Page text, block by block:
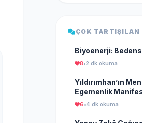
ÇOK TARTIŞILAN
Biyoenerji:
8•2 dk okuma
Yıldırımhan’ın
Egemenlik
6•4 dk okuma